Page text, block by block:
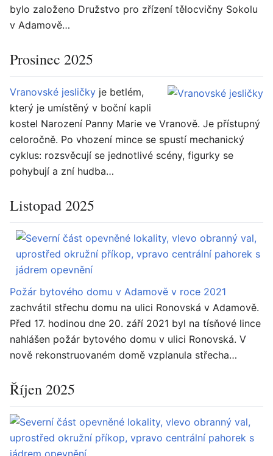
bylo založeno Družstvo pro zřízení tělocvičny Sokolu
v Adamově…
Prosinec 2025
Vranovské jesličky je betlém,
který je umístěný v boční kapli
kostel Narození Panny Marie ve Vranově. Je přístupný
celoročně. Po vhození mince se spustí mechanický
cyklus: rozsvěcují se jednotlivé scény, figurky se
pohybují a zní hudba…
Listopad 2025
Požár bytového domu v Adamově v roce 2021
zachvátil střechu domu na ulici Ronovská v Adamově.
Před 17. hodinou dne 20. září 2021 byl na tísňové lince
nahlášen požár bytového domu v ulici Ronovská. V
nově rekonstruovaném domě vzplanula střecha…
Říjen 2025